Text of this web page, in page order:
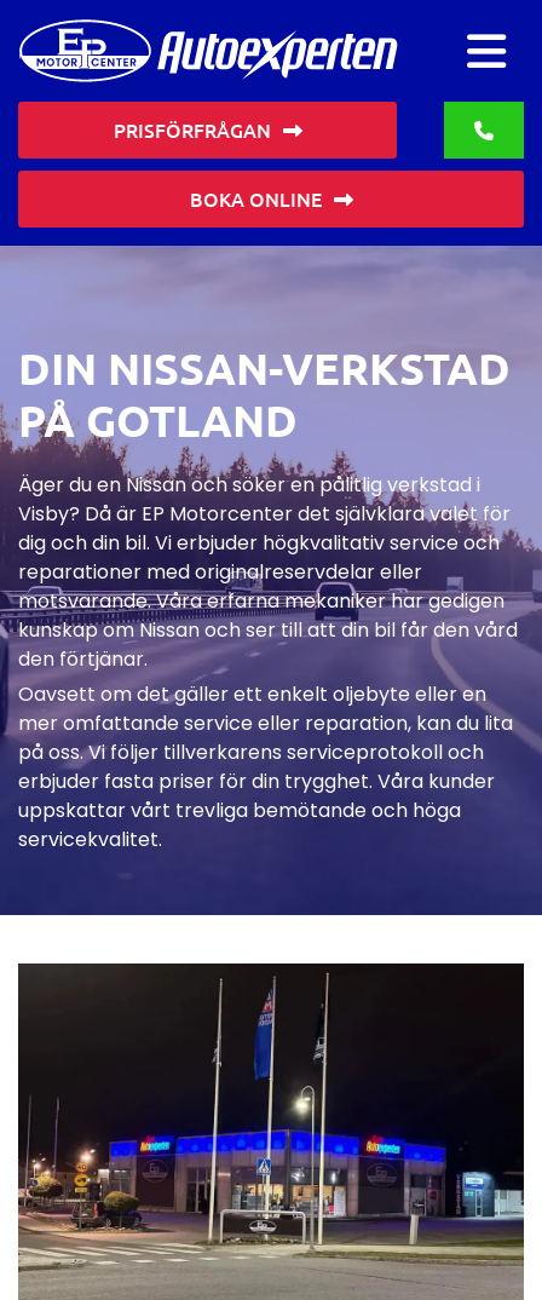
PRISFÖRFRÅGAN
BOKA ONLINE
DIN NISSAN-VERKSTAD
PÅ GOTLAND
Äger du en Nissan och söker en pålitlig verkstad i
Visby? Då är EP Motorcenter det självklara valet för
dig och din bil. Vi erbjuder högkvalitativ service och
reparationer med originalreservdelar eller
motsvarande. Våra erfarna mekaniker har gedigen
kunskap om Nissan och ser till att din bil får den vård
den förtjänar.
Oavsett om det gäller ett enkelt oljebyte eller en
mer omfattande service eller reparation, kan du lita
på oss. Vi följer tillverkarens serviceprotokoll och
erbjuder fasta priser för din trygghet. Våra kunder
uppskattar vårt trevliga bemötande och höga
servicekvalitet.